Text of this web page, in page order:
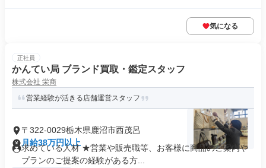
気になる
正社員
かんてい局 ブランド買取・鑑定スタッフ
株式会社 栄商
営業経験が活きる店舗運営スタッフ
〒322-0029栃木県鹿沼市西茂呂
月給38万円以上
求めている人材 ★営業や販売職等、お客様に商品のご案内や
プランのご提案の経験がある方...